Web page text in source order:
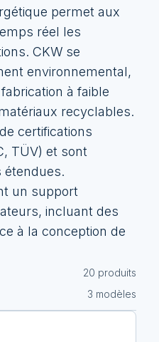
permet aux
réel les
CKW se
environnemental,
à faible
recyclables.
certifications
TÜV) et sont
étendues.
un support
incluant des
à la conception de
20 produits
3 modèles